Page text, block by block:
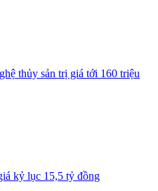
thủy sản trị giá tới 160 triệu
kỷ lục 15,5 tỷ đồng